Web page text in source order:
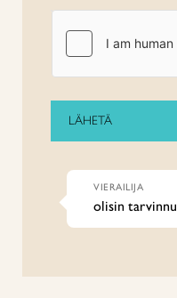
VIERAILIJA
olisin